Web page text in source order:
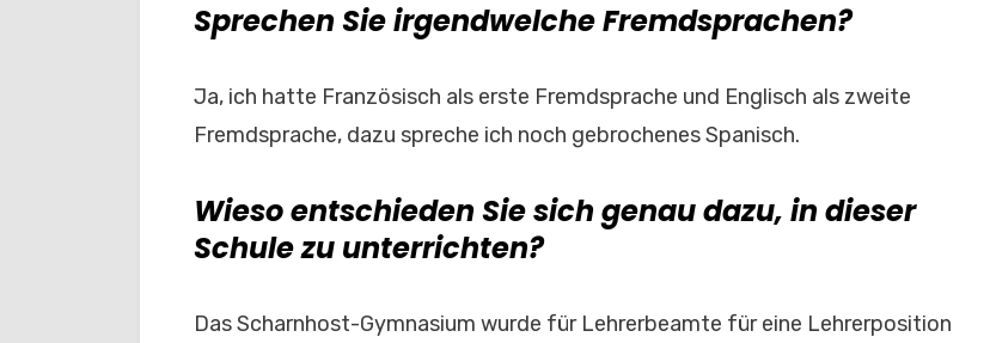
Sprechen Sie irgendwelche Fremdsprachen?
Ja, ich hatte Französisch als erste Fremdsprache und Englisch als zweite
Fremdsprache, dazu spreche ich noch gebrochenes Spanisch.
Wieso entschieden Sie sich genau dazu, in dieser
Schule zu unterrichten?
Das Scharnhost-Gymnasium wurde für Lehrerbeamte für eine Lehrerposition